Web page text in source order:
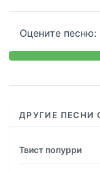
Оцените песню:
ДРУГИЕ ПЕСНИ
Твист попурри